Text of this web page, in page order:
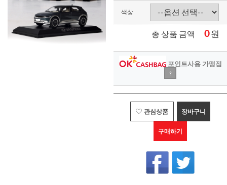
색상
총 상품 금액 0원
포인트사용 가맹점
?
관심상품 장바구니
구매하기